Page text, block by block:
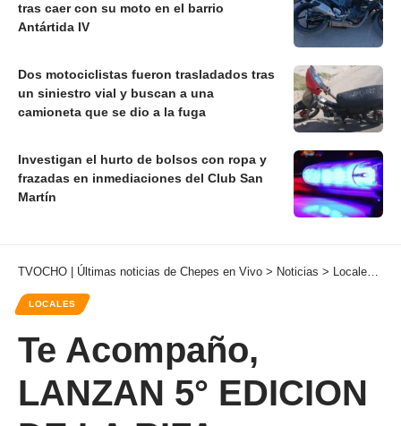
tras caer con su moto en el barrio
Antártida IV
Dos motociclistas fueron trasladados tras
un siniestro vial y buscan a una
camioneta que se dio a la fuga
Investigan el hurto de bolsos con ropa y
frazadas en inmediaciones del Club San
Martín
TVOCHO | Últimas noticias de Chepes en Vivo > Noticias > Locales >
LOCALES
Te Acompaño,
LANZAN 5° EDICION